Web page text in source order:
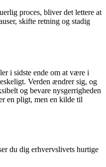
proces, bliver det lettere at
skifte retning og stadig
i sidste ende om at være i
Verden ændrer sig, og
og bevare nysgerrigheden
en pligt, men en kilde til
du dig erhvervslivets hurtige